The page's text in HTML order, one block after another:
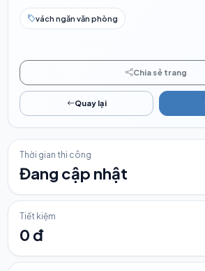
vách ngăn văn phòng
Chia sẻ trang
Quay lại
Thời gian thi công
Đang cập nhật
Tiết kiệm
0 đ